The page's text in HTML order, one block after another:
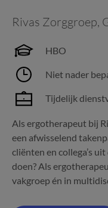
Rivas Zorggroep,
HBO
Niet nader
Tijdelijk
Als ergotherapeut bij
een afwisselend
cliënten en collega’s
doen? Als
vakgroep én in